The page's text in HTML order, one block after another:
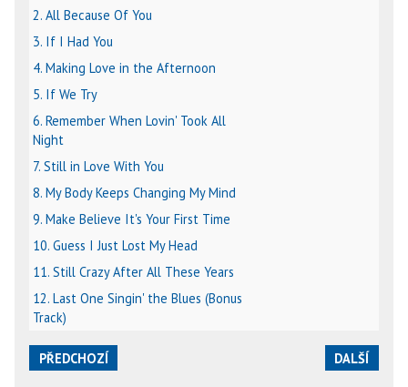
2. All Because Of You
3. If I Had You
4. Making Love in the Afternoon
5. If We Try
6. Remember When Lovin' Took All
Night
7. Still in Love With You
8. My Body Keeps Changing My Mind
9. Make Believe It's Your First Time
10. Guess I Just Lost My Head
11. Still Crazy After All These Years
12. Last One Singin' the Blues (Bonus
Track)
PŘEDCHOZÍ DALŠÍ